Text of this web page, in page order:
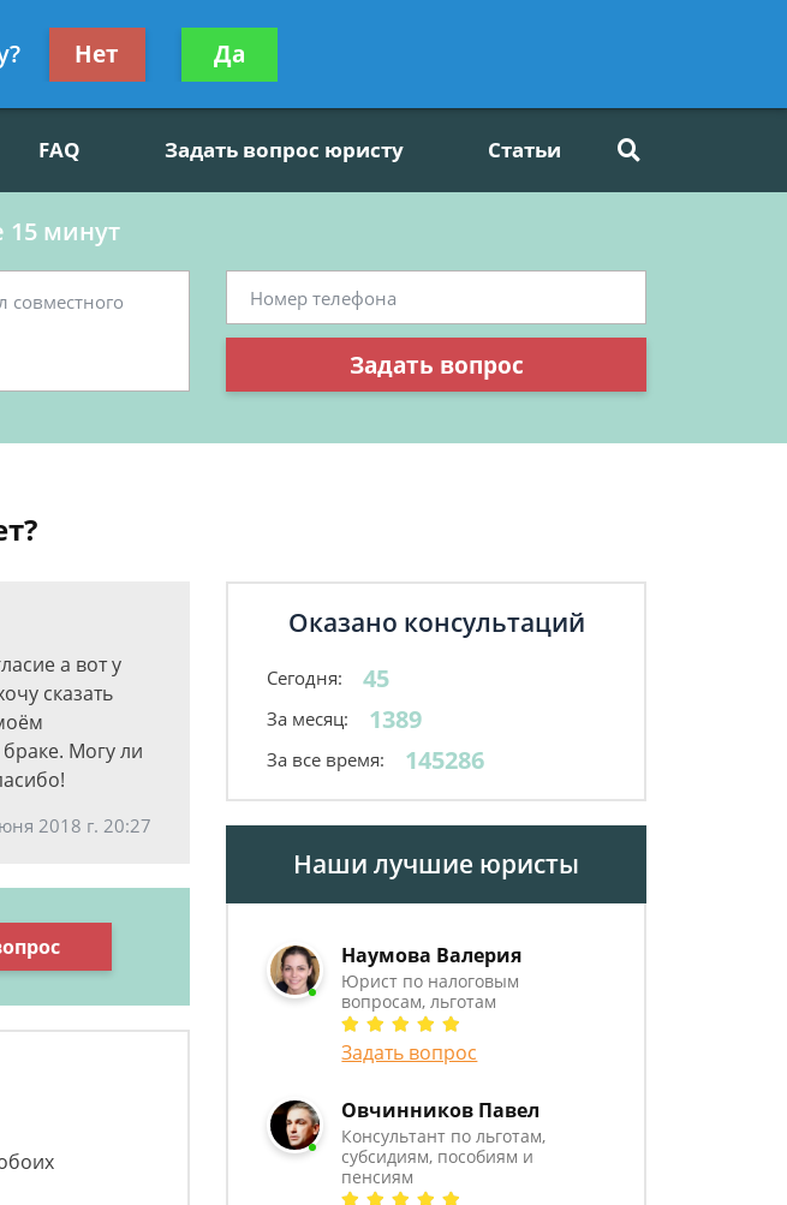
Получите консультацию
бесплатно
FAQ Задать вопрос юристу Статьи
15 минут
Задать вопрос
а вот у
сказать
Могу ли
2018 г. 20:27
Оказано консультаций
Сегодня: 45
За месяц: 1389
За все время: 145286
Наши лучшие юристы
Наумова Валерия
Юрист по налоговым
вопросам, льготам
Задать вопрос
Овчинников Павел
Консультант по льготам,
субсидиям, пособиям и
пенсиям
Нет Да